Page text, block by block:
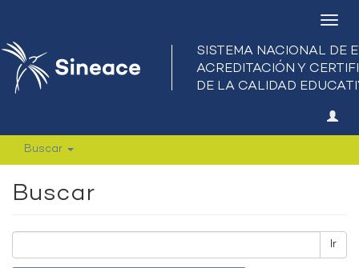
Buscar
Buscar
Ir